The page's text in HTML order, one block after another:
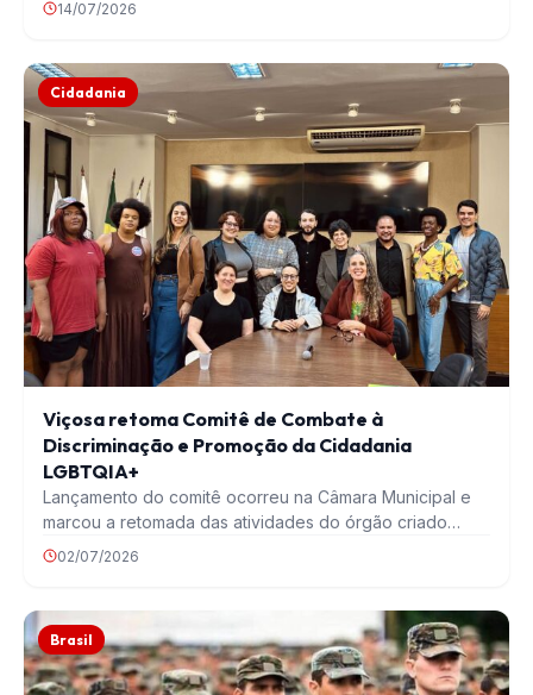
14/07/2026
Cidadania
Viçosa retoma Comitê de Combate à
Discriminação e Promoção da Cidadania
LGBTQIA+
Lançamento do comitê ocorreu na Câmara Municipal e
marcou a retomada das atividades do órgão criado…
02/07/2026
Brasil